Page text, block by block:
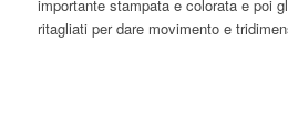
importante stampata e colorata e poi
ritagliati per dare movimento e